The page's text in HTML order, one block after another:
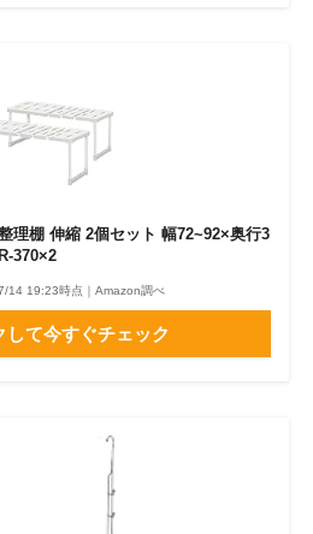
理棚 伸縮 2個セット 幅72~92×奥行3
370×2
14 19:23時点｜Amazon調べ
して今すぐチェック